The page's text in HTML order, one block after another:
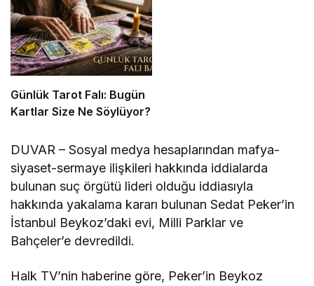
Günlük Tarot Falı: Bugün
Kartlar Size Ne Söylüyor?
DUVAR – Sosyal medya hesaplarından mafya-
siyaset-sermaye ilişkileri hakkında iddialarda
bulunan suç örgütü lideri olduğu iddiasıyla
hakkında yakalama kararı bulunan Sedat Peker’in
İstanbul Beykoz’daki evi, Milli Parklar ve
Bahçeler’e devredildi.
Halk TV’nin haberine göre, Peker’in Beykoz